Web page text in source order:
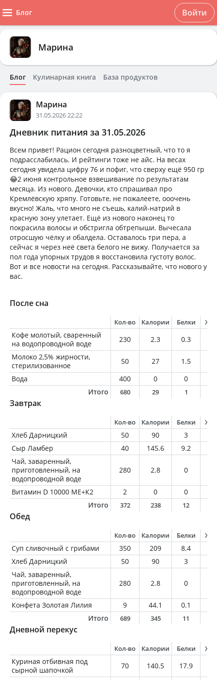
Блог Войти
Марина
Блог Кулинарная книга База продуктов
Марина
31.05.2026 22:22
Дневник питания за 31.05.2026
Всем привет! Рацион сегодня разноцветный, что то я
подрасслабилась. И рейтинги тоже не айс. На весах
сегодня увидела цифру 76 и пофиг, что сверху ещё 950 гр
😂2 июня контрольное взвешивание по результатам
месяца. Из нового. Девочки, кто спрашивал про
Кремлёвскую хряпу. Готовьте, не пожалеете, ооочень
вкусно! Жаль, что много не съешь, калий-натрий в
красную зону улетает. Ещё из нового наконец то
покрасила волосы и обстригла обтрепыши. Вычесала
отросшую чёлку и обалдела. Оставалось три пера, а
сейчас я через неё света белого не вижу. Получается за
пол года упорных трудов я восстановила густоту волос.
Вот и все новости на сегодня. Рассказывайте, что нового у
вас.
После сна
Кол-во Калории Белки
Кофе молотый, сваренный
на водопроводной воде
230 2.3 0.3
Молоко 2,5% жирности,
стерилизованное
50 27 1.5
Вода
400 0 0
Итого
680 29 1
Завтрак
Кол-во Калории Белки
Хлеб Дарницкий 50 90 3
Сыр Ламбер
40 145.6 9.2
Чай, заваренный,
приготовленный, на
водопроводной воде
280 2.8 0
Витамин D 10000 ME+К2 2 0 0
Итого
372 238 12
Обед
Кол-во Калории Белки
Суп сливочный с грибами 350 209 8.4
Хлеб Дарницкий
50 90 3
Чай, заваренный,
приготовленный, на
водопроводной воде
280 2.8 0
Конфета Золотая Лилия 9 44.1 0.1
Итого
689 345 11
Дневной перекус
Кол-во Калории Белки
Куриная отбивная под
сырной шапочкой
70 140.5 17.9